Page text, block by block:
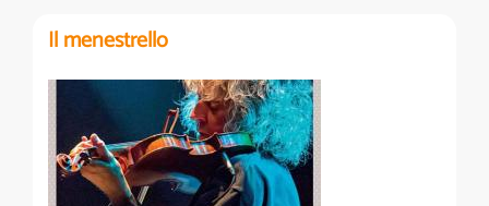
Il menestrello